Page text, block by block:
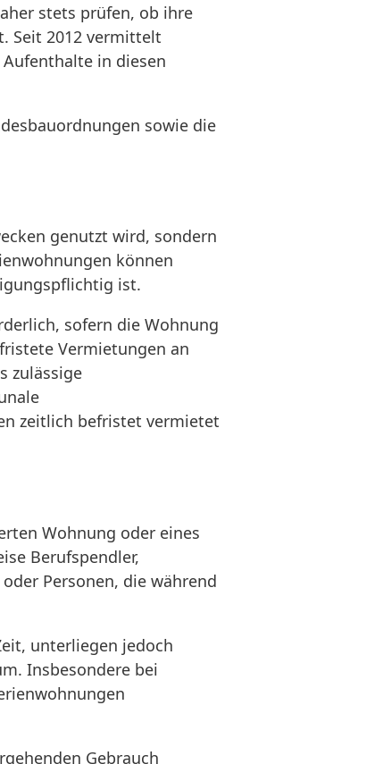
stets prüfen, ob ihre
Seit 2012 vermittelt
in diesen
sowie die
genutzt wird, sondern
können
ist.
sofern die Wohnung
Vermietungen an
zulässige
zeitlich befristet vermietet
Wohnung oder eines
Berufspendler,
Personen, die während
unterliegen jedoch
Insbesondere bei
Gebrauch